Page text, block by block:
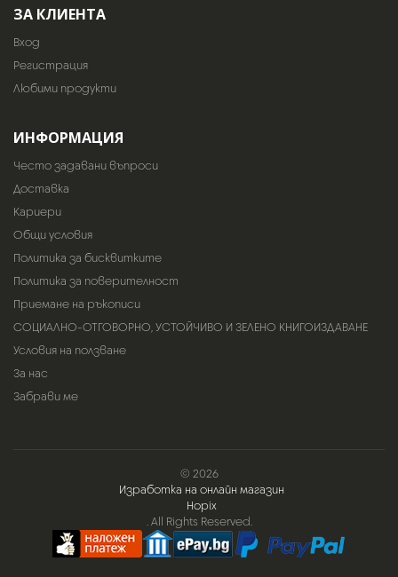
ЗА КЛИЕНТА
Вход
Регистрация
Любими продукти
ИНФОРМАЦИЯ
Често задавани въпроси
Доставка
Кариери
Общи условия
Политика за бисквитките
Политика за поверителност
Приемане на ръкописи
СОЦИАЛНО-ОТГОВОРНО, УСТОЙЧИВО И ЗЕЛЕНО КНИГОИЗДАВАНЕ
Условия на ползване
За нас
Забрави ме
© 2026
Изработка на онлайн магазин
Hopix
. All Rights Reserved.